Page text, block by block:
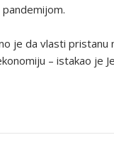
je da vlasti
– istakao je